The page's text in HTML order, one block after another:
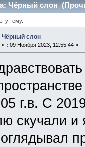
Чёрный слон
тему.
Чёрный слон
« : 09 Ноября 2023, 12:55:44 »
г.в. С
скучали и